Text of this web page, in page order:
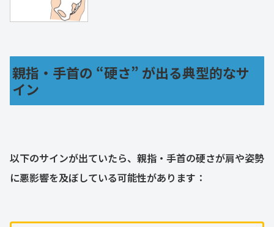
親指・手首の “硬さ” が出る典型的なサ
イン
以下のサインが出ていたら、親指・手首の硬さが肩や姿勢
に悪影響を及ぼしている可能性があります：